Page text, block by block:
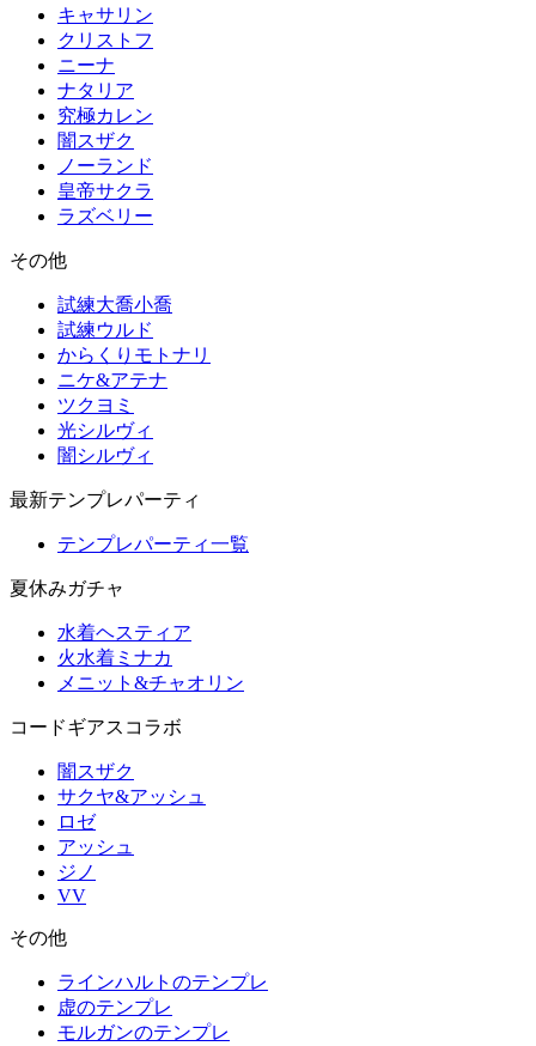
キャサリン
クリストフ
ニーナ
ナタリア
究極カレン
闇スザク
ノーランド
皇帝サクラ
ラズベリー
その他
試練大喬小喬
試練ウルド
からくりモトナリ
ニケ&アテナ
ツクヨミ
光シルヴィ
闇シルヴィ
最新テンプレパーティ
テンプレパーティ一覧
夏休みガチャ
水着ヘスティア
火水着ミナカ
メニット&チャオリン
コードギアスコラボ
闇スザク
サクヤ&アッシュ
ロゼ
アッシュ
ジノ
VV
その他
ラインハルトのテンプレ
虚のテンプレ
モルガンのテンプレ